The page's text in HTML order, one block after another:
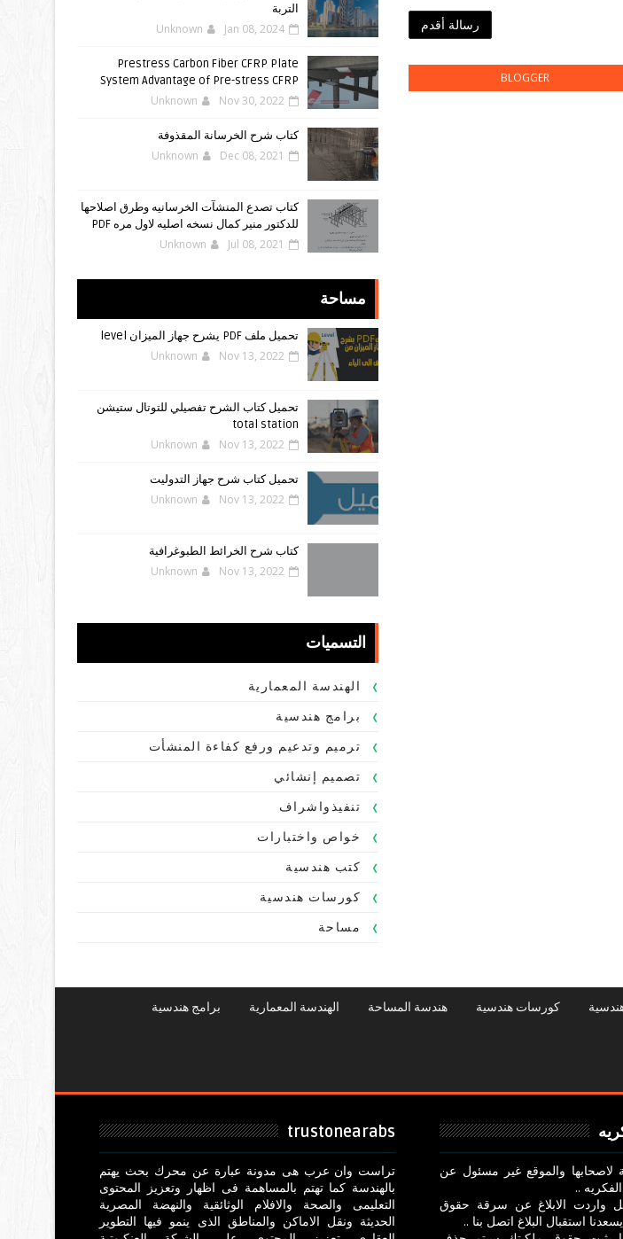
رسالة أقدم
BLOGGER
التربة
Unknown Jan 08, 2024
Prestress Carbon Fiber CFRP Plate
System Advantage of Pre-stress CFRP
Unknown Nov 30, 2022
كتاب شرح الخرسانة المقذوفة
Unknown Dec 08, 2021
كتاب تصدع المنشآت الخرسانيه وطرق اصلاحها
للدكتور منير كمال نسخه اصليه لاول مره PDF
Unknown Jul 08, 2021
مساحة
تحميل ملف PDF يشرح جهاز الميزان level
Unknown Nov 13, 2022
تحميل كتاب الشرح تفصيلي للتوتال ستيشن
total station
Unknown Nov 13, 2022
تحميل كتاب شرح جهاز التدوليت
Unknown Nov 13, 2022
كتاب شرح الخرائط الطبوغرافية
Unknown Nov 13, 2022
التسميات
الهندسة المعمارية
برامج هندسية
ترميم وتدعيم ورفع كفاءة المنشأت
تصميم إنشائي
تنفيذواشراف
خواص واختبارات
كتب هندسية
كورسات هندسية
مساحة
كورسات هندسية هندسة المساحة الهندسة المعمارية برامج هندسية
trustonearabs
تراست وان عرب هى مدونة عبارة عن محرك بحث يهتم
بالهندسة كما تهتم بالمساهمة فى اظهار وتعزيز المحتوى
التعليمى والصحة والافلام الوثائقية والنهضة المصرية
الحديثة ونقل الاماكن والمناطق الذى ينمو فيها التطوير
والموقع غير مسئول عن
..
واردت الابلاغ عن سرقة حقوق
استقبال البلاغ اتصل بنا ..